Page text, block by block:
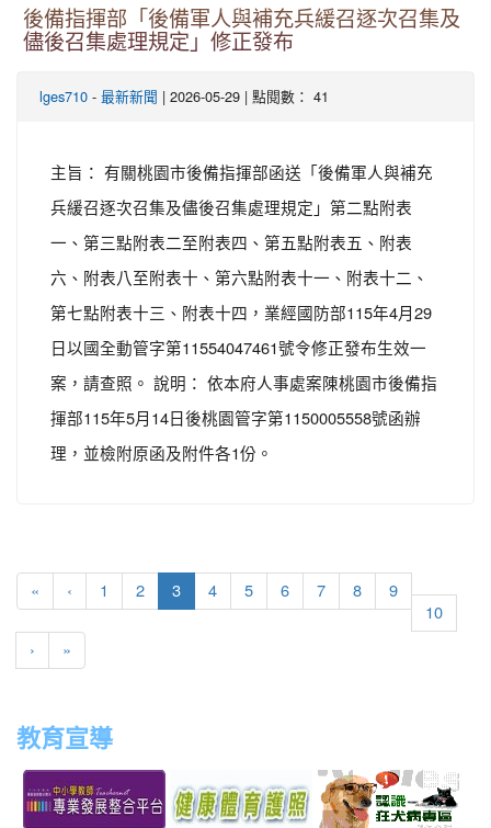
後備指揮部「後備軍人與補充兵緩召逐次召集及
儘後召集處理規定」修正發布
lges710 - 最新新聞 | 2026-05-29 | 點閱數： 41
主旨： 有關桃園市後備指揮部函送「後備軍人與補充
兵緩召逐次召集及儘後召集處理規定」第二點附表
一、第三點附表二至附表四、第五點附表五、附表
六、附表八至附表十、第六點附表十一、附表十二、
第七點附表十三、附表十四，業經國防部115年4月29
日以國全動管字第11554047461號令修正發布生效一
案，請查照。 說明： 依本府人事處案陳桃園市後備指
揮部115年5月14日後桃園管字第1150005558號函辦
理，並檢附原函及附件各1份。
« ‹ 1 2 3(current)
4 5 6 7 8
9
10
› »
教育宣導
to
link
to
link
to
link